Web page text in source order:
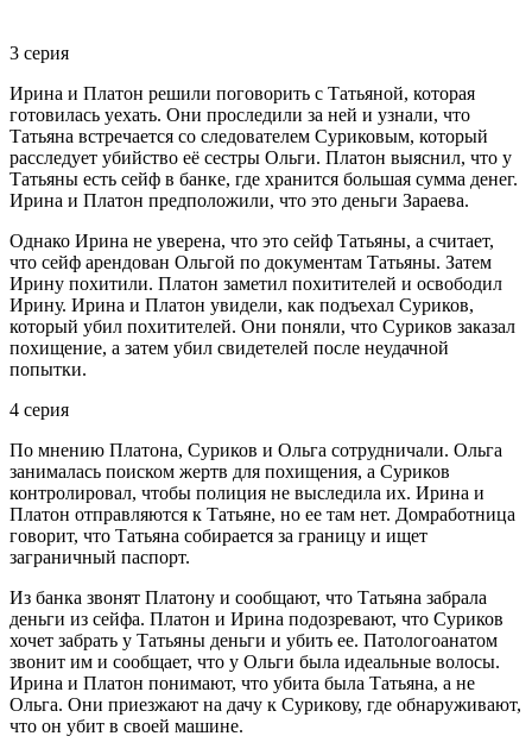
3 серия
Ирина и Платон решили поговорить с Татьяной, которая
готовилась уехать. Они проследили за ней и узнали, что
Татьяна встречается со следователем Суриковым, который
расследует убийство её сестры Ольги. Платон выяснил, что у
Татьяны есть сейф в банке, где хранится большая сумма денег.
Ирина и Платон предположили, что это деньги Зараева.
Однако Ирина не уверена, что это сейф Татьяны, а считает,
что сейф арендован Ольгой по документам Татьяны. Затем
Ирину похитили. Платон заметил похитителей и освободил
Ирину. Ирина и Платон увидели, как подъехал Суриков,
который убил похитителей. Они поняли, что Суриков заказал
похищение, а затем убил свидетелей после неудачной
попытки.
4 серия
По мнению Платона, Суриков и Ольга сотрудничали. Ольга
занималась поиском жертв для похищения, а Суриков
контролировал, чтобы полиция не выследила их. Ирина и
Платон отправляются к Татьяне, но ее там нет. Домработница
говорит, что Татьяна собирается за границу и ищет
заграничный паспорт.
Из банка звонят Платону и сообщают, что Татьяна забрала
деньги из сейфа. Платон и Ирина подозревают, что Суриков
хочет забрать у Татьяны деньги и убить ее. Патологоанатом
звонит им и сообщает, что у Ольги была идеальные волосы.
Ирина и Платон понимают, что убита была Татьяна, а не
Ольга. Они приезжают на дачу к Сурикову, где обнаруживают,
что он убит в своей машине.